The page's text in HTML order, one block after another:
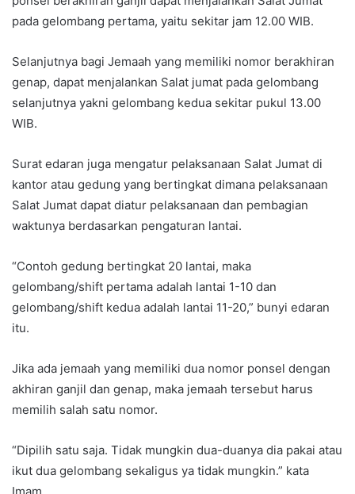
pada gelombang pertama, yaitu sekitar jam 12.00 WIB.
Selanjutnya bagi Jemaah yang memiliki nomor berakhiran
genap, dapat menjalankan Salat jumat pada gelombang
selanjutnya yakni gelombang kedua sekitar pukul 13.00
WIB.
Surat edaran juga mengatur pelaksanaan Salat Jumat di
kantor atau gedung yang bertingkat dimana pelaksanaan
Salat Jumat dapat diatur pelaksanaan dan pembagian
waktunya berdasarkan pengaturan lantai.
“Contoh gedung bertingkat 20 lantai, maka
gelombang/shift pertama adalah lantai 1-10 dan
gelombang/shift kedua adalah lantai 11-20,” bunyi edaran
itu.
Jika ada jemaah yang memiliki dua nomor ponsel dengan
akhiran ganjil dan genap, maka jemaah tersebut harus
memilih salah satu nomor.
“Dipilih satu saja. Tidak mungkin dua-duanya dia pakai atau
ikut dua gelombang sekaligus ya tidak mungkin.” kata